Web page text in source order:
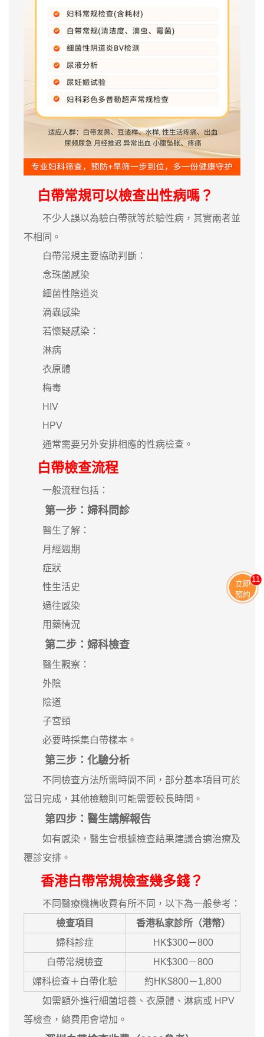
白帶常規可以檢查出性病嗎？
不少人誤以為驗白帶就等於驗性病，其實兩者並
不相同。
白帶常規主要協助判斷：
念珠菌感染
細菌性陰道炎
滴蟲感染
若懷疑感染：
淋病
衣原體
梅毒
HIV
HPV
通常需要另外安排相應的性病檢查。
白帶檢查流程
一般流程包括：
第一步：婦科問診
醫生了解：
月經週期
症狀
性生活史
過往感染
用藥情況
第二步：婦科檢查
醫生觀察：
外陰
陰道
子宮頸
必要時採集白帶樣本。
第三步：化驗分析
不同檢查方法所需時間不同，部分基本項目可於
當日完成，其他檢驗則可能需要較長時間。
第四步：醫生講解報告
如有感染，醫生會根據檢查結果建議合適治療及
覆診安排。
香港白帶常規檢查幾多錢？
不同醫療機構收費有所不同，以下為一般參考：
檢查項目
香港私家診所（港幣）
婦科診症
HK$300－800
白帶常規檢查
HK$300－800
婦科檢查＋白帶化驗
約HK$800－1,800
如需額外進行細菌培養、衣原體、淋病或 HPV
等檢查，總費用會增加。
立即
預約
11